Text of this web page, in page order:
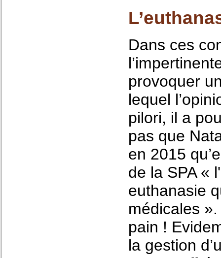
Dans ces
provoquer
lequel
pilori, il a
pas que
en 2015
de la SPA «
euthanasie
médicales
pain !
la gestion